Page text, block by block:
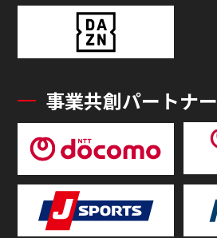
事業共創パートナー